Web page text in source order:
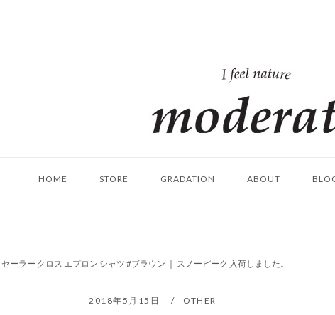
ム
HOME STORE GRADATION ABOUT
セーラー クロス エプロン シャツ #ブラウン ｜ スノーピーク 入荷しました。
2018年5月15日 OTHER